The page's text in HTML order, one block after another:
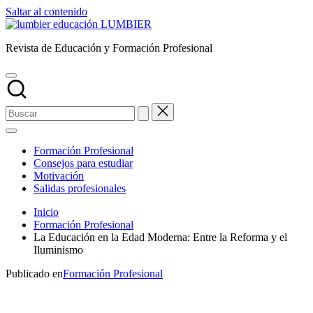
Saltar al contenido
LUMBIER
Revista de Educación y Formación Profesional
Formación Profesional
Consejos para estudiar
Motivación
Salidas profesionales
Inicio
Formación Profesional
La Educación en la Edad Moderna: Entre la Reforma y el
Iluminismo
Publicado enFormación Profesional